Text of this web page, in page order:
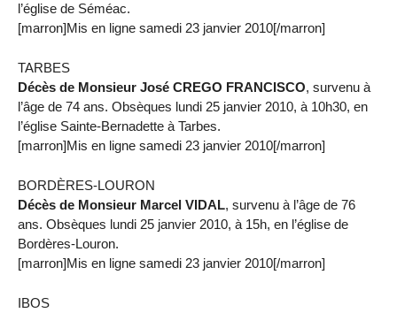
l’église de Séméac.
[marron]Mis en ligne samedi 23 janvier 2010[/marron]
TARBES
Décès de Monsieur José CREGO FRANCISCO, survenu à
l’âge de 74 ans. Obsèques lundi 25 janvier 2010, à 10h30, en
l’église Sainte-Bernadette à Tarbes.
[marron]Mis en ligne samedi 23 janvier 2010[/marron]
BORDÈRES-LOURON
Décès de Monsieur Marcel VIDAL, survenu à l’âge de 76
ans. Obsèques lundi 25 janvier 2010, à 15h, en l’église de
Bordères-Louron.
[marron]Mis en ligne samedi 23 janvier 2010[/marron]
IBOS